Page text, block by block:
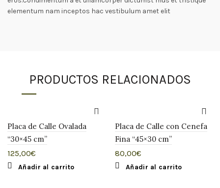
elementum nam inceptos hac vestibulum amet elit
PRODUCTOS RELACIONADOS
Placa de Calle Ovalada
“30×45 cm”
125,00€
Añadir al carrito
Placa de Calle con Cenefa
Fina “45×30 cm”
80,00€
Añadir al carrito